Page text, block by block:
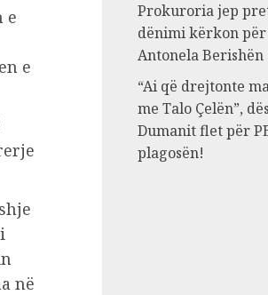
e
e
në
Prokuroria jep
dënimi kërkon
Antonela Berishën
“Ai që drejtonte
me Talo Çelën”,
Dumanit flet për
plagosën!